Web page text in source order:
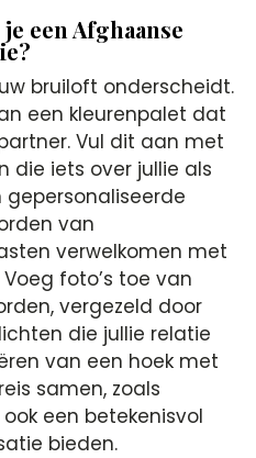
een Afghaanse
bruiloft onderscheidt.
een kleurenpalet dat
Vul dit aan met
die iets over jullie als
gepersonaliseerde
van
verwelkomen met
foto’s toe van
vergezeld door
die jullie relatie
van een hoek met
samen, zoals
een betekenisvol
bieden.